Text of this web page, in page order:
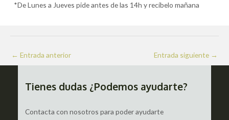
*De Lunes a Jueves pide antes de las 14h y recíbelo mañana
Navegación
de
← Entrada anterior Entrada siguiente →
Tienes dudas ¿Podemos ayudarte?
Contacta con nosotros para poder ayudarte